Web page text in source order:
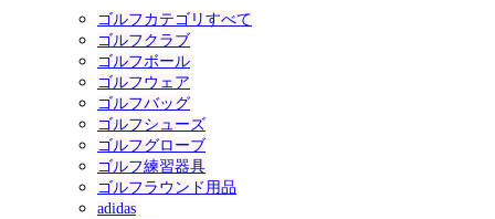
ゴルフカテゴリすべて
ゴルフクラブ
ゴルフボール
ゴルフウェア
ゴルフバッグ
ゴルフシューズ
ゴルフグローブ
ゴルフ練習器具
ゴルフラウンド用品
adidas